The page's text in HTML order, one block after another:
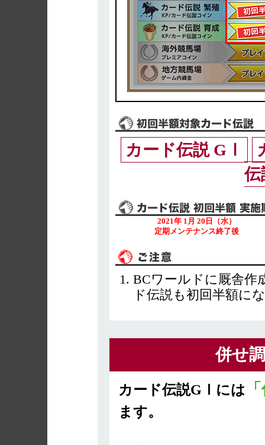
カード伝説 GⅠ
伝
2021年 1月 20日（水）
定期メンテナンス終了後
BCワールドに厩舎作
ド伝説も初回半額に
併せ
カード伝説GⅠには
ます。